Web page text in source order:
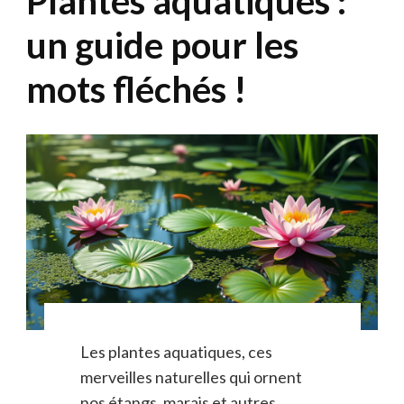
un guide pour les
mots fléchés !
Les plantes aquatiques, ces
merveilles naturelles qui ornent